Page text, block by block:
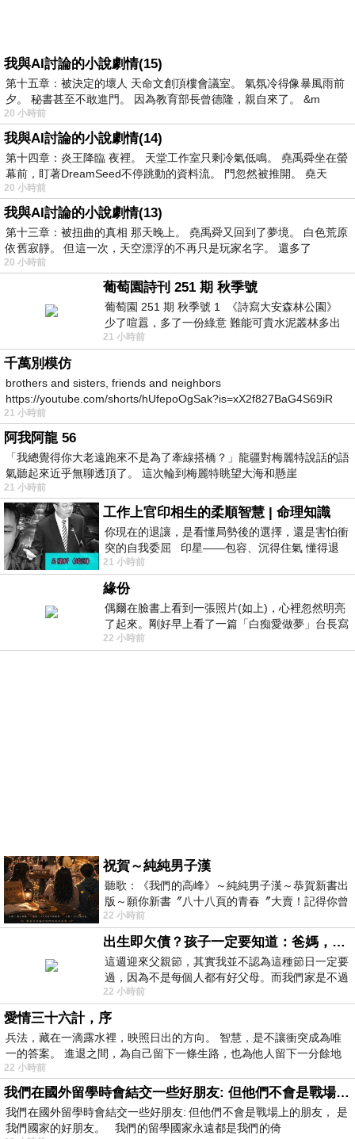
我與AI討論的小說劇情(15)
第十五章：被決定的壞人 天命文創頂樓會議室。 氣氛冷得像暴風雨前
夕。 秘書甚至不敢進門。 因為教育部長曾德隆，親自來了。 &m
20 小時前
我與AI討論的小說劇情(14)
第十四章：炎王降臨 夜裡。 天堂工作室只剩冷氣低鳴。 堯禹舜坐在螢
幕前，盯著DreamSeed不停跳動的資料流。 門忽然被推開。 堯天
20 小時前
我與AI討論的小說劇情(13)
第十三章：被扭曲的真相 那天晚上。 堯禹舜又回到了夢境。 白色荒原
依舊寂靜。 但這一次，天空漂浮的不再只是玩家名字。 還多了
20 小時前
葡萄園詩刊 251 期 秋季號
葡萄園 251 期 秋季號 1 《詩寫大安森林公園》
少了喧囂，多了一份綠意 難能可貴水泥叢林多出
一
21 小時前
千萬別模仿
brothers and sisters, friends and neighbors
https://youtube.com/shorts/hUfepoOgSak?is=xX2f827BaG4S69iR
https
21 小時前
阿我阿龍 56
「我總覺得你大老遠跑來不是為了牽線搭橋？」龍疆對梅麗特說話的語
氣聽起來近乎無聊透頂了。 這次輪到梅麗特眺望大海和懸崖
21 小時前
工作上官印相生的柔順智慧 | 命理知識
你現在的退讓，是看懂局勢後的選擇，還是害怕衝
突的自我委屈 印星——包容、沉得住氣 懂得退
一步觀察，不會
21 小時前
緣份
偶爾在臉書上看到一張照片(如上)，心裡忽然明亮
了起來。剛好早上看了一篇「白痴愛做夢」台長寫
的貼文，在回顧年輕時瘋狂愛上
22 小時前
祝賀～純純男子漢
聽歌：《我們的高峰》～純純男子漢～恭賀新書出
版～願你新書〞八十八頁的青春〞大賣！記得你曾
經在我的版留言…「好讚的圖^^感覺大家
22 小時前
出生即欠債？孩子一定要知道：爸媽，其實我不欠你們
這週迎來父親節，其實我並不認為這種節日一定要
過，因為不是每個人都有好父母。而我們家是不過
節的，平時也沒什麼儀式感，生活趨近冷
22 小時前
愛情三十六計，序
兵法，藏在一滴露水裡，映照日出的方向。 智慧，是不讓衝突成為唯
一的答案。 進退之間，為自己留下一條生路，也為他人留下一分餘地
22 小時前
我們在國外留學時會結交一些好朋友: 但他們不會是戰場上的朋友
我們在國外留學時會結交一些好朋友: 但他們不會是戰場上的朋友， 是
我們國家的好朋友。 我們的留學國家永遠都是我們的倚